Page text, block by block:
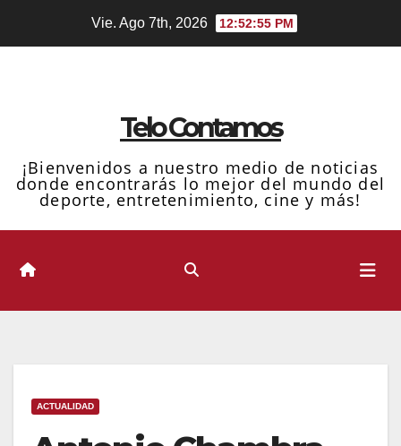
Vie. Ago 7th, 2026 12:52:57 PM
Telo Contamos
¡Bienvenidos a nuestro medio de noticias
donde encontrarás lo mejor del mundo del
deporte, entretenimiento, cine y más!
ACTUALIDAD